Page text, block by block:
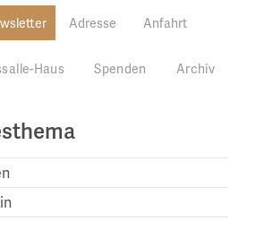
Adresse Anfahrt
Haus Spenden Archiv